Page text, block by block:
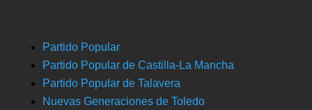
Partido Popular
Partido Popular de Castilla-La Mancha
Partido Popular de Talavera
Nuevas Generaciones de Toledo